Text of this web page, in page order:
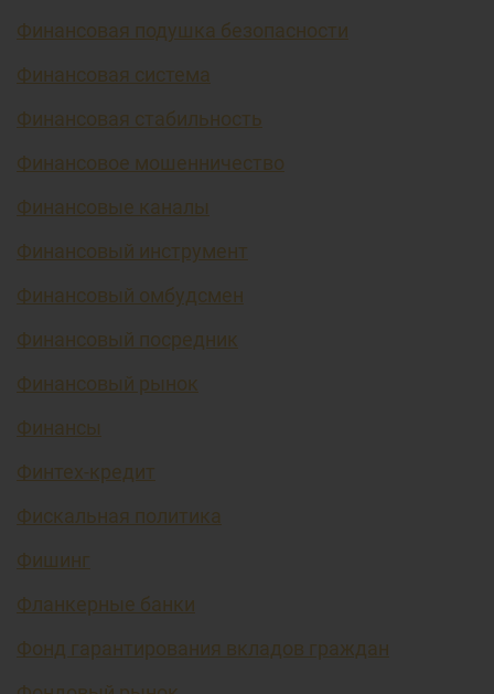
Финансовая подушка безопасности
Финансовая система
Финансовая стабильность
Финансовое мошенничество
Финансовые каналы
Финансовый инструмент
Финансовый омбудсмен
Финансовый посредник
Финансовый рынок
Финансы
Финтех-кредит
Фискальная политика
Фишинг
Фланкерные банки
Фонд гарантирования вкладов граждан